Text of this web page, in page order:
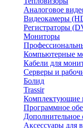
Аналоговое
Видеокамеры
Регистраторы
Мониторы
Компьютерные
Кабели для
Серверы и
Болид
Trassir
Комплектующие
Программное
Дополнительное
Аксессуары для